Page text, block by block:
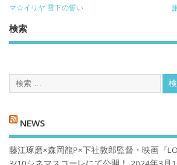
マ☆イリヤ 雪下の誓い
検索
NEWS
藤江琢磨×森岡龍P×下社敦郎監督・映画『